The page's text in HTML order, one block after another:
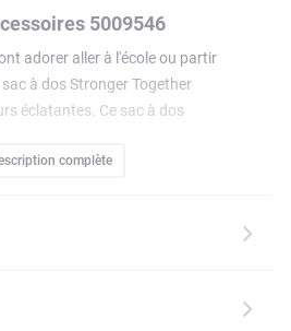
5009546
adorer aller à l'école ou partir
à dos Stronger Together
éclatantes. Ce sac à dos
et pochette
réglables, d'un panneau
complète